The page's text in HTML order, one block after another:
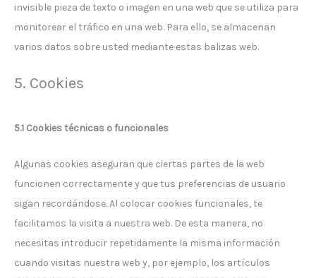
invisible pieza de texto o imagen en una web que se utiliza para
monitorear el tráfico en una web. Para ello, se almacenan
varios datos sobre usted mediante estas balizas web.
5. Cookies
5.1 Cookies técnicas o funcionales
Algunas cookies aseguran que ciertas partes de la web
funcionen correctamente y que tus preferencias de usuario
sigan recordándose. Al colocar cookies funcionales, te
facilitamos la visita a nuestra web. De esta manera, no
necesitas introducir repetidamente la misma información
cuando visitas nuestra web y, por ejemplo, los artículos